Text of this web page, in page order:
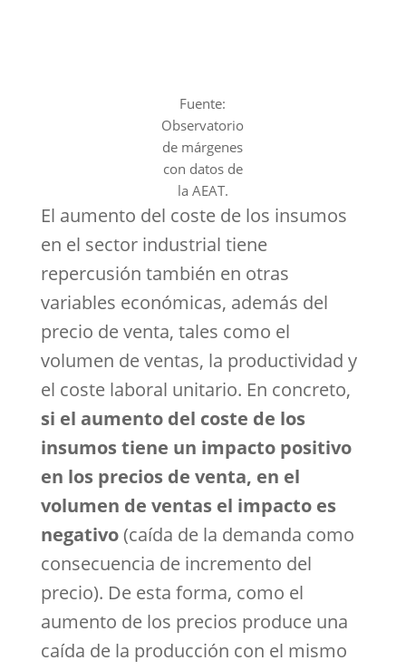
Fuente:
Observatorio
de márgenes
con datos de
la AEAT.
El aumento del coste de los insumos
en el sector industrial tiene
repercusión también en otras
variables económicas, además del
precio de venta, tales como el
volumen de ventas, la productividad y
el coste laboral unitario. En concreto,
si el aumento del coste de los
insumos tiene un impacto positivo
en los precios de venta, en el
volumen de ventas el impacto es
negativo(caída de la demanda como
consecuencia de incremento del
precio). De esta forma, como el
aumento de los precios produce una
caída de la producción con el mismo